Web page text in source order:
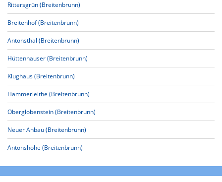
Rittersgrün (Breitenbrunn)
Breitenhof (Breitenbrunn)
Antonsthal (Breitenbrunn)
Hüttenhauser (Breitenbrunn)
Klughaus (Breitenbrunn)
Hammerleithe (Breitenbrunn)
Oberglobenstein (Breitenbrunn)
Neuer Anbau (Breitenbrunn)
Antonshöhe (Breitenbrunn)